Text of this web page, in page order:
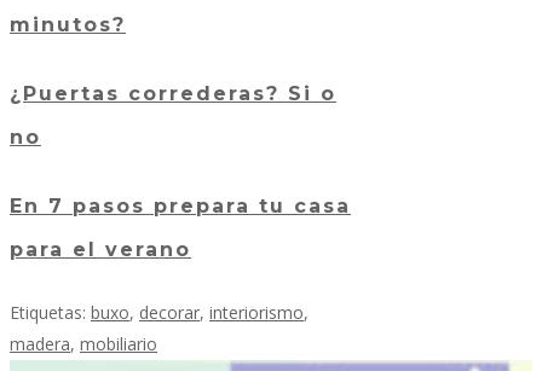
minutos?
¿Puertas correderas? Si o
no
En 7 pasos prepara tu casa
para el verano
Etiquetas: buxo, decorar, interiorismo,
madera, mobiliario